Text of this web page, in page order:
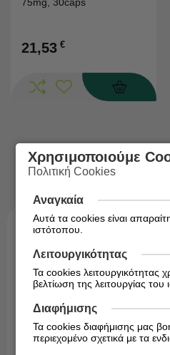
21,53 €
Ενημερωθείτε άμεσα
Χρησιμοποιούμε
Πολιτική Cookies
Αναγκαία
Αυτά τα cookies είναι
ιστότοπου.
Λειτουργικότητας
Τα cookies λειτουργικότητας
βελτίωση της λειτουργίας του
Διαφήμισης
Τα cookies διαφήμισης μας
περιεχομένο σχετικά με τα